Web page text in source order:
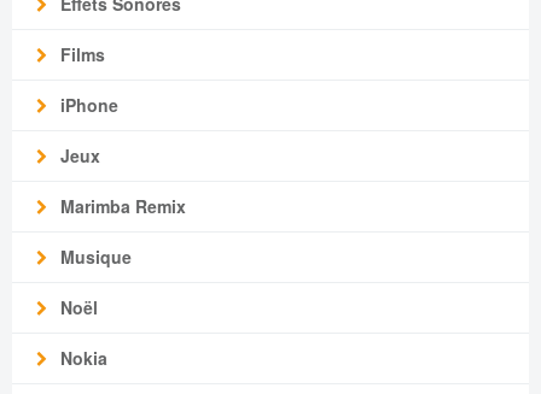
Films
iPhone
Jeux
Marimba Remix
Musique
Noël
Nokia